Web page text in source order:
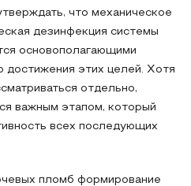
что механическое
дезинфекция системы
основополагающими
достижения этих целей. Хотя
отдельно,
важным этапом, который
всех последующих
пломб формирование